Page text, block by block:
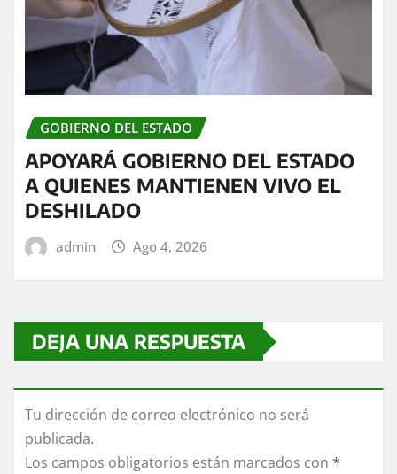
GOBIERNO DEL ESTADO
APOYARÁ GOBIERNO DEL ESTADO
A QUIENES MANTIENEN VIVO EL
DESHILADO
admin Ago 4, 2026
DEJA UNA RESPUESTA
Tu dirección de correo electrónico no será
publicada.
Los campos obligatorios están marcados con *